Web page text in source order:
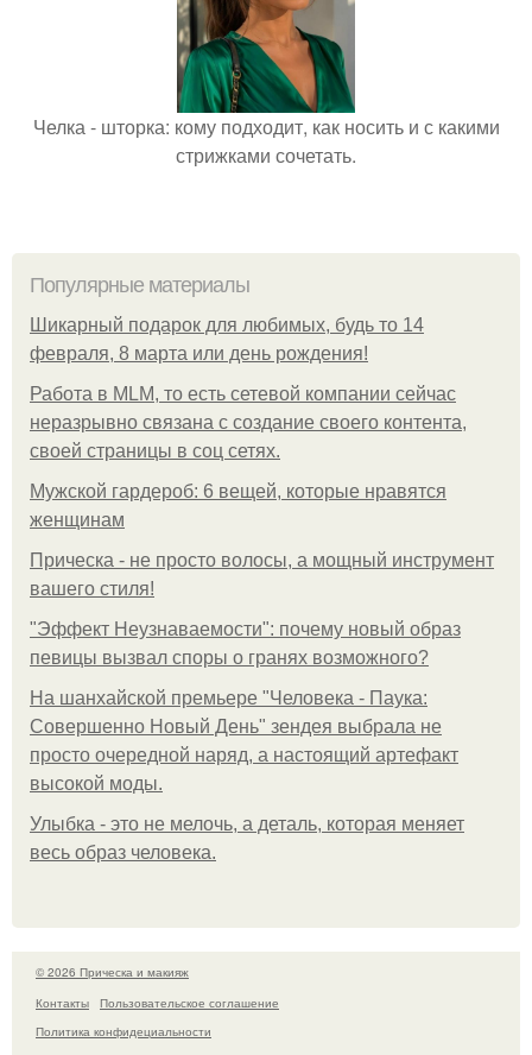
Челка - шторка: кому подходит, как носить и с какими
стрижками сочетать.
Популярные материалы
Шикарный подарок для любимых, будь то 14
февраля, 8 марта или день рождения!
Работа в MLM, то есть сетевой компании сейчас
неразрывно связана с создание своего контента,
своей страницы в соц сетях.
Мужской гардероб: 6 вещей, которые нравятся
женщинам
Прическа - не просто волосы, а мощный инструмент
вашего стиля!
"Эффект Неузнаваемости": почему новый образ
певицы вызвал споры о гранях возможного?
На шанхайской премьере "Человека - Паука:
Совершенно Новый День" зендея выбрала не
просто очередной наряд, а настоящий артефакт
высокой моды.
Улыбка - это не мелочь, а деталь, которая меняет
весь образ человека.
© 2026 Прическа и макияж
Контакты
Пользовательское соглашение
Политика конфидециальности